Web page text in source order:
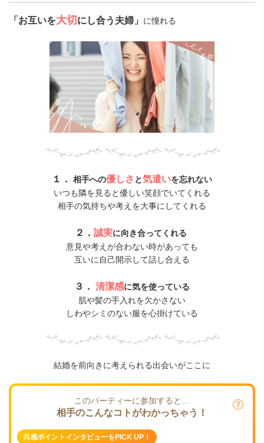
「お互いを大切 にし合う夫婦」 に憧れる
１． 相手への優しさ と気遣いを忘れない
いつも隣を見ると優しい笑顔でいてくれる
相手の気持ちや考えを大事にしてくれる
２． 誠実に向き合ってくれる
意見や考えが合わない時があっても
互いに自己開示して話し合える
３． 清潔感に気を使っている
肌や髪の手入れを欠かさない
しわやシミのない服を心掛けている
結婚を前向きに考えられる出会いがここに
このパーティーに参加すると…
相手のこんなコトがわかっちゃう！
共感ポイントインタビューをPICK UP！